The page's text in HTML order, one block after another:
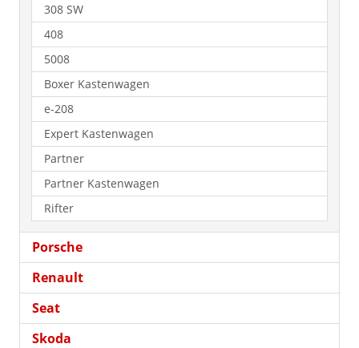
308 SW
408
5008
Boxer Kastenwagen
e-208
Expert Kastenwagen
Partner
Partner Kastenwagen
Rifter
Porsche
Renault
Seat
Skoda